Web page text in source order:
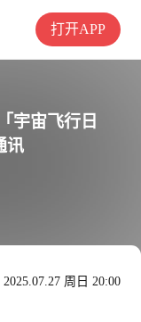
打开APP
宇宙飞行日
讯
2025.07.27 周日 20:00